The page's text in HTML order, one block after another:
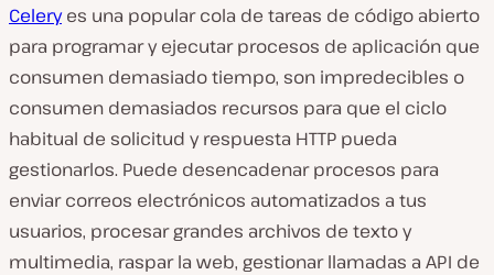
Celeryes una popular cola de tareas de código abierto
para programar y ejecutar procesos de aplicación que
consumen demasiado tiempo, son impredecibles o
consumen demasiados recursos para que el ciclo
habitual de solicitud y respuesta HTTP pueda
gestionarlos. Puede desencadenar procesos para
enviar correos electrónicos automatizados a tus
usuarios, procesar grandes archivos de texto y
multimedia, raspar la web, gestionar llamadas a API de